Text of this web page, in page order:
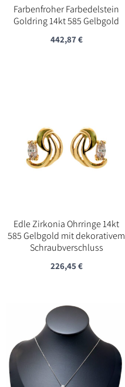
Farbenfroher Farbedelstein
Goldring 14kt 585 Gelbgold
442,87€
Edle Zirkonia Ohrringe 14kt
585 Gelbgold mit dekorativem
Schraubverschluss
226,45 €